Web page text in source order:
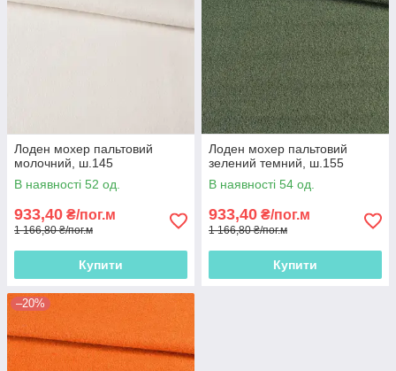
Лоден мохер пальтовий
молочний, ш.145
В наявності 52 од.
933,40 ₴/пог.м
1 166,80 ₴/пог.м
Купити
Лоден мохер пальтовий
зелений темний, ш.155
В наявності 54 од.
933,40 ₴/пог.м
1 166,80 ₴/пог.м
Купити
–20%